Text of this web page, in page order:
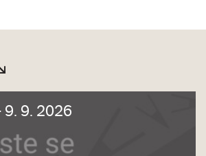
9. 9. 2026